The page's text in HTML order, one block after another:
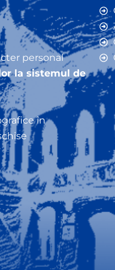
personal
la sistemul de
în